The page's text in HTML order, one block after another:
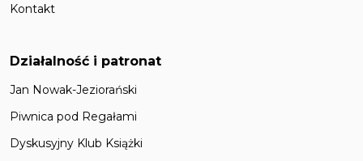
Kontakt
Działalność i patronat
Jan Nowak-Jeziorański
Piwnica pod Regałami
Dyskusyjny Klub Książki